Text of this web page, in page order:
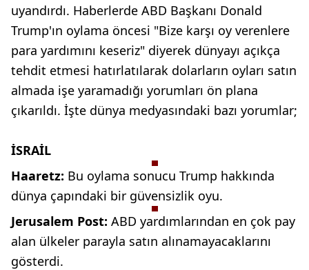
uyandırdı. Haberlerde ABD Başkanı Donald
Trump'ın oylama öncesi "Bize karşı oy verenlere
para yardımını keseriz" diyerek dünyayı açıkça
tehdit etmesi hatırlatılarak dolarların oyları satın
almada işe yaramadığı yorumları ön plana
çıkarıldı. İşte dünya medyasındaki bazı yorumlar;
İSRAİL
Haaretz: Bu oylama sonucu Trump hakkında
dünya çapındaki bir güvensizlik oyu.
Jerusalem Post: ABD yardımlarından en çok pay
alan ülkeler parayla satın alınamayacaklarını
gösterdi.